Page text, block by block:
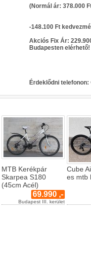
(Normál ár: 378.000
-148.100 Ft
Akciós Fix Ár:
Budapesten elérhető!
Érdeklődni telefonon:
MTB Kerékpár
Skarpea S180
(45cm Acél)
69.990 ,-
Budapest III. kerület
Cube
es mtb